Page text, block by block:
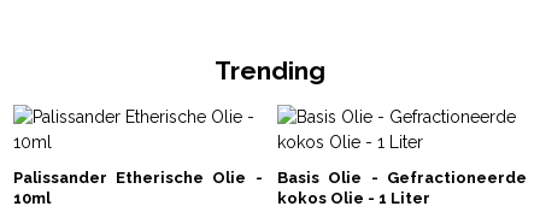
Trending
Palissander Etherische Olie -
10ml
Basis Olie - Gefractioneerde
kokos Olie - 1 Liter